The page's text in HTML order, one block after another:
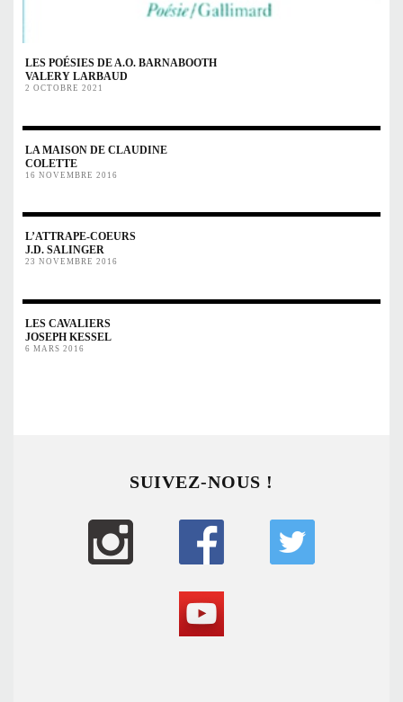
LES POÉSIES DE A.O. BARNABOOTH
VALERY LARBAUD
2 OCTOBRE 2021
LA MAISON DE CLAUDINE
COLETTE
16 NOVEMBRE 2016
L’ATTRAPE-COEURS
J.D. SALINGER
23 NOVEMBRE 2016
LES CAVALIERS
JOSEPH KESSEL
6 MARS 2016
SUIVEZ-NOUS !